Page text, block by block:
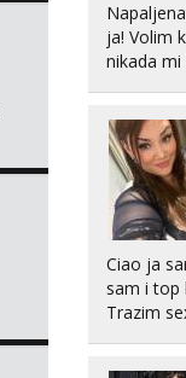
ja! Volim
nikada mi
cekam te!
Ciao ja
sam i top
Trazim sex za